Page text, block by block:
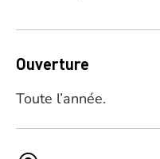
Ouverture
Toute l’année.